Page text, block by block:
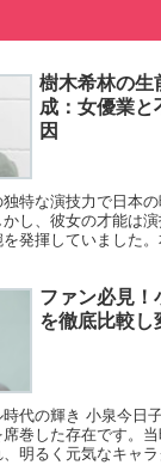
樹木希林の生
成：女優業と
因
特な演技力で日本
し、彼女の才能は
発揮していました
ファン必見！
を徹底比較し
代の輝き 小泉今日
巻した存在です。
明るく元気なキャ